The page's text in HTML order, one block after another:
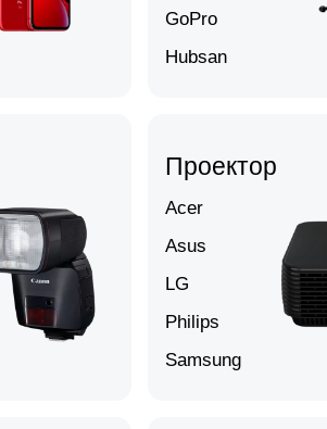
GoPro
Hubsan
Проектор
Acer
Asus
LG
Philips
Samsung